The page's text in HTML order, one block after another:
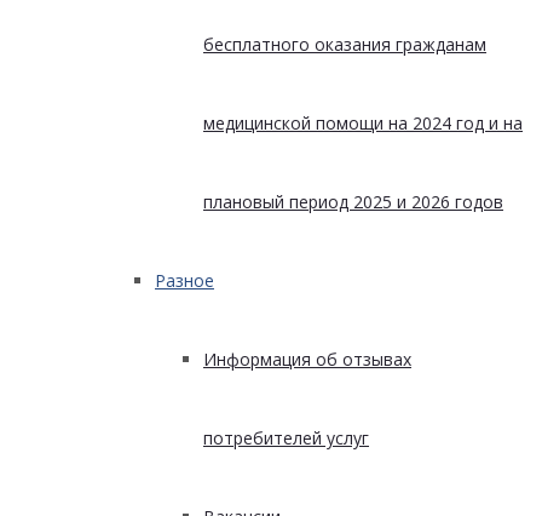
бесплатного оказания гражданам
медицинской помощи на 2024 год и на
плановый период 2025 и 2026 годов
Разное
Информация об отзывах
потребителей услуг